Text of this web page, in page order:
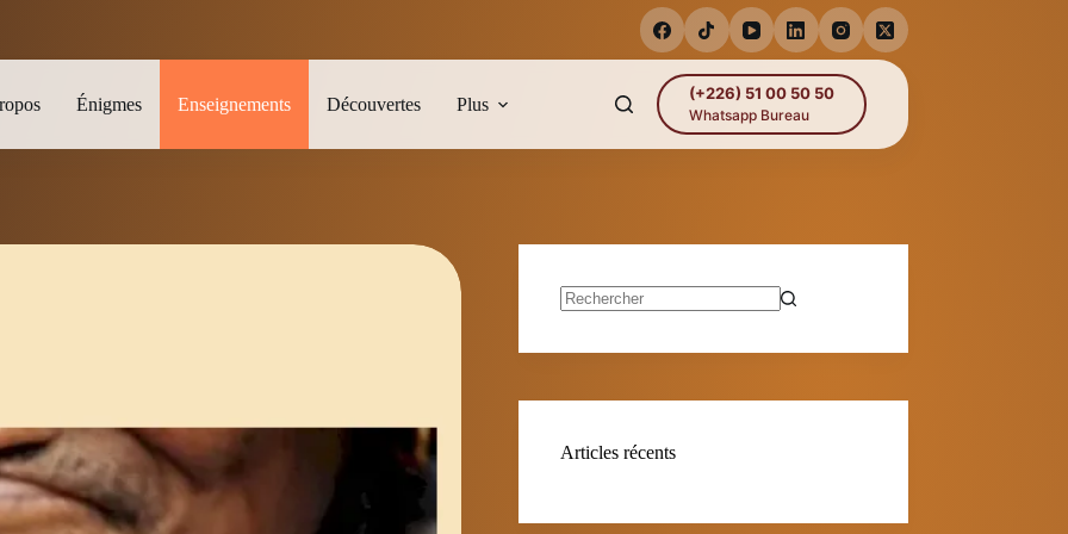
Énigmes Enseignements Découvertes Plus
(+226) 51 00 50 50
Whatsapp Bureau
Articles récents